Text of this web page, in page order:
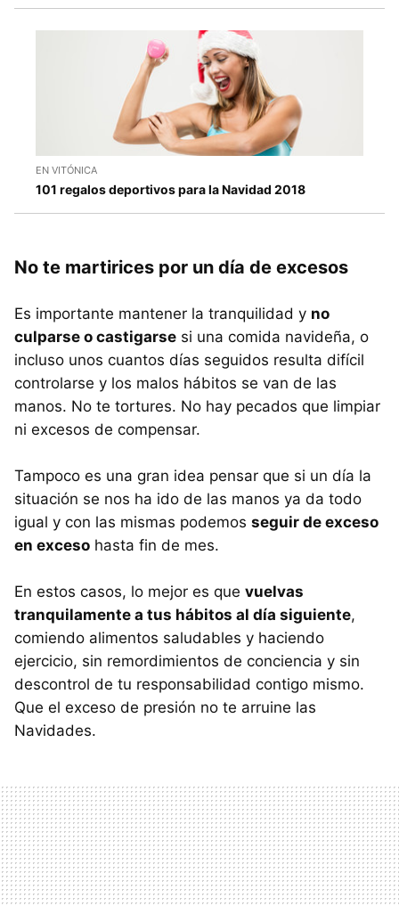
EN VITÓNICA
101 regalos deportivos para la Navidad 2018
No te martirices por un día de excesos
Es importante mantener la tranquilidad y no
culparse o castigarse si una comida navideña, o
incluso unos cuantos días seguidos resulta difícil
controlarse y los malos hábitos se van de las
manos. No te tortures. No hay pecados que limpiar
ni excesos de compensar.
Tampoco es una gran idea pensar que si un día la
situación se nos ha ido de las manos ya da todo
igual y con las mismas podemos seguir de exceso
en exceso hasta fin de mes.
En estos casos, lo mejor es que vuelvas
tranquilamente a tus hábitos al día siguiente,
comiendo alimentos saludables y haciendo
ejercicio, sin remordimientos de conciencia y sin
descontrol de tu responsabilidad contigo mismo.
Que el exceso de presión no te arruine las
Navidades.